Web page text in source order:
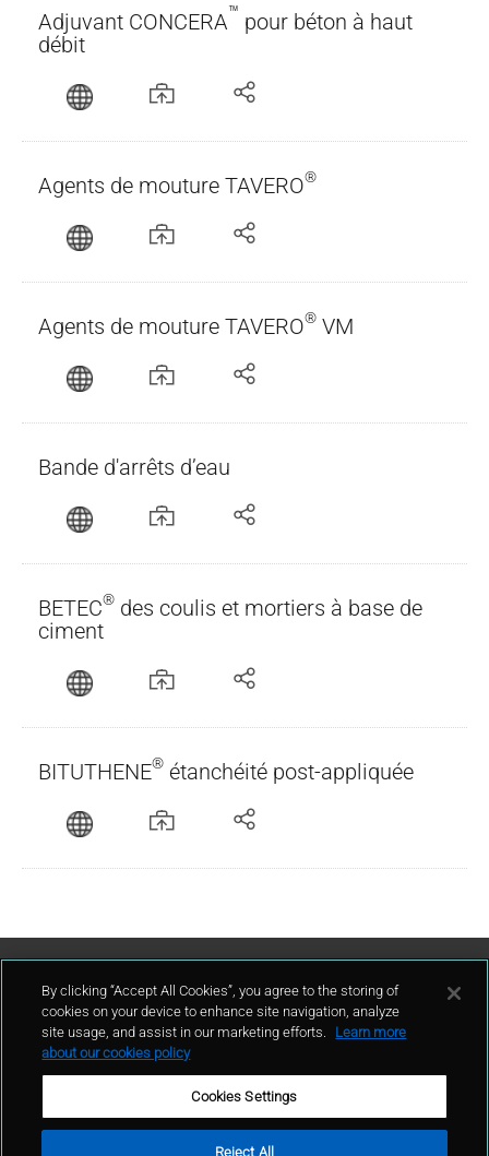
Adjuvant CONCERA™ pour béton à haut
débit
Agents de mouture TAVERO®
Agents de mouture TAVERO® VM
Bande d'arrêts d’eau
BETEC® des coulis et mortiers à base de
ciment
BITUTHENE® étanchéité post-appliquée
Contact Us
contact
By clicking “Accept All Cookies”, you agree to the storing of
cookies on your device to enhance site navigation, analyze
site usage, and assist in our marketing efforts.
Learn more
about our cookies policy
Cookies Settings
Reject All